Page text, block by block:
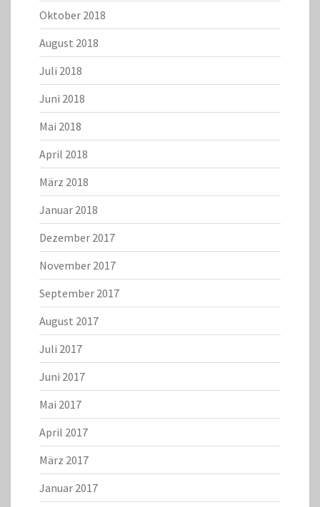
Oktober 2018
August 2018
Juli 2018
Juni 2018
Mai 2018
April 2018
März 2018
Januar 2018
Dezember 2017
November 2017
September 2017
August 2017
Juli 2017
Juni 2017
Mai 2017
April 2017
März 2017
Januar 2017